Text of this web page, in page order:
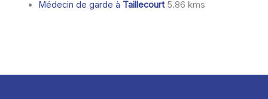
Médecin de garde à Taillecourt5.86 kms